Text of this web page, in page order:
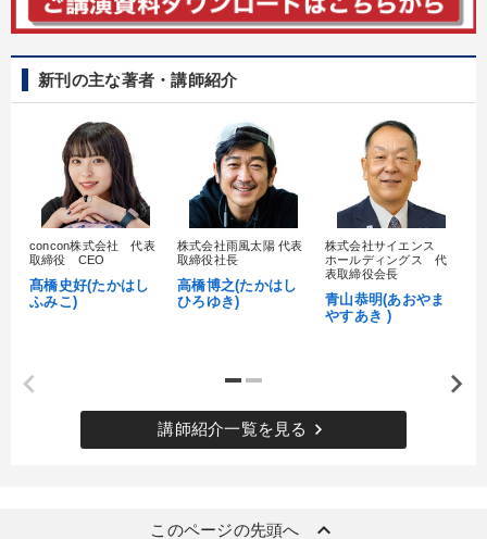
新刊の主な著者・講師紹介
concon株式会社 代表
取締役 CEO
髙橋史好(たかはし
ふみこ)
株式会社雨風太陽 代表
取締役社長
高橋博之(たかはし
ひろゆき)
株式会社サイエンス
ホールディングス 代
表取締役会長
青山恭明(あおやま
やすあき )
講師紹介一覧を見る keyboard_arrow_right
このページの先頭へ keyboard_arrow_up